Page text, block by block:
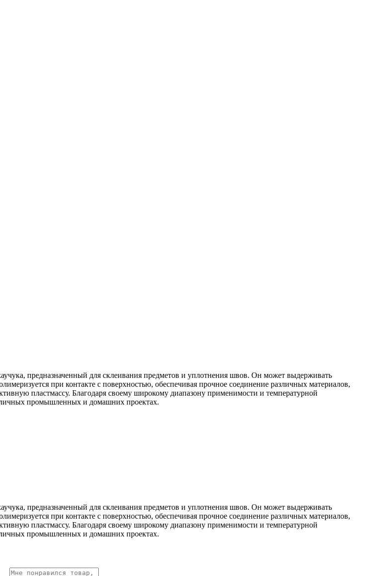
предназначенный для склеивания предметов и уплотнения швов. Он может выдерживать
при контакте с поверхностью, обеспечивая прочное соединение различных материалов,
пластмассу. Благодаря своему широкому диапазону применимости и температурной
промышленных и домашних проектах.
предназначенный для склеивания предметов и уплотнения швов. Он может выдерживать
при контакте с поверхностью, обеспечивая прочное соединение различных материалов,
пластмассу. Благодаря своему широкому диапазону применимости и температурной
промышленных и домашних проектах.